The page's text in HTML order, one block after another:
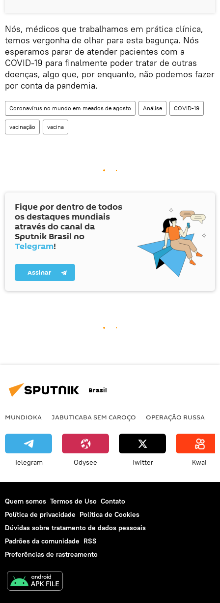
Nós, médicos que trabalhamos em prática clínica,
temos vergonha de olhar para esta bagunça. Nós
esperamos parar de atender pacientes com a
COVID-19 para finalmente poder tratar de outras
doenças, algo que, por enquanto, não podemos fazer
por conta da pandemia.
Coronavírus no mundo em meados de agosto Análise COVID-19
vacinação vacina
Fique por dentro de todos
os destaques mundiais
através do canal da
Sputnik Brasil no
Telegram!
Assinar
Brasil
MUNDIOKA JABUTICABA SEM CAROÇO OPERAÇÃO RUSSA
Telegram Odysee Twitter Kwai
Quem somos Termos de Uso Contato
Política de privacidade Política de Cookies
Dúvidas sobre tratamento de dados pessoais
Padrões da comunidade RSS
Preferências de rastreamento